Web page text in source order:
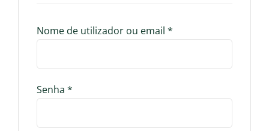
Nome de utilizador ou email *
Senha *